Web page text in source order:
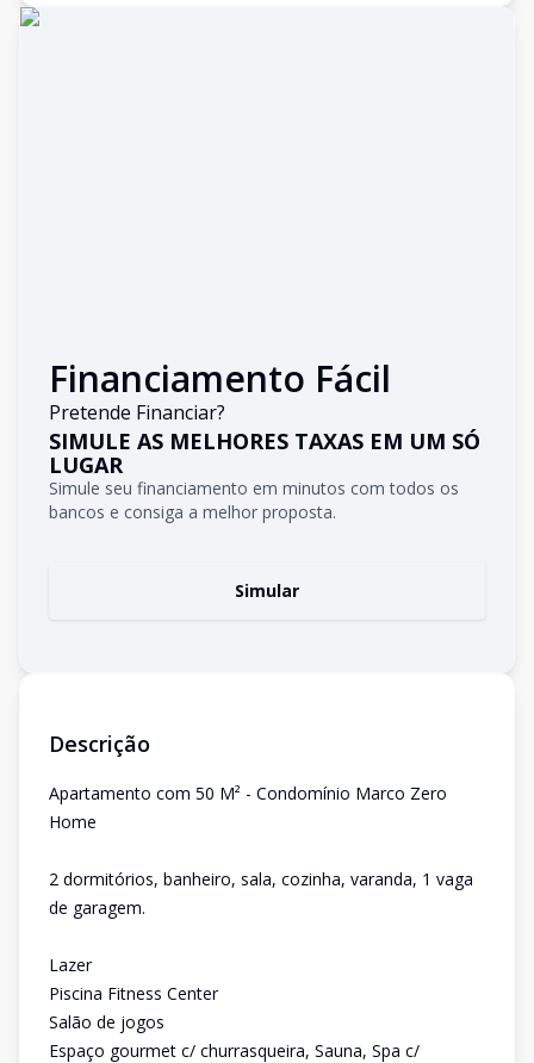
Financiamento Fácil
Pretende Financiar?
SIMULE AS MELHORES TAXAS EM UM SÓ
LUGAR
Simule seu financiamento em minutos com todos os
bancos e consiga a melhor proposta.
Simular
Descrição
Apartamento com 50 M² - Condomínio Marco Zero
Home
2 dormitórios, banheiro, sala, cozinha, varanda, 1 vaga
de garagem.
Lazer
Piscina Fitness Center
Salão de jogos
Espaço gourmet c/ churrasqueira, Sauna, Spa c/